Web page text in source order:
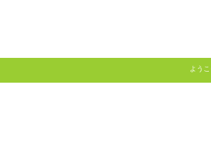
ようこ